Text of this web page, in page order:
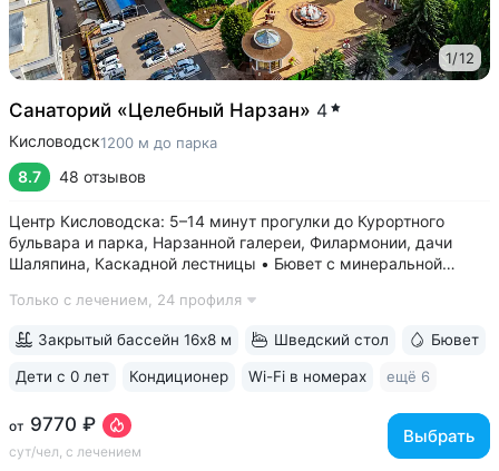
1/12
Санаторий «Целебный Нарзан» 4
Кисловодск1200 м до парка
8.7 48 отзывов
Центр Кисловодска: 5–14 минут прогулки до Курортного
бульвара и парка, Нарзанной галереи, Филармонии, дачи
Шаляпина, Каскадной лестницы • Бювет с минеральной
«Славяновская» (Железноводск), «Ессентуки № 4» •
Только с лечением, 24 профиля
от 9770 ₽
сут/чел, с лечением
Выбрать
Закрытый бассейн 16х8 м Шведский стол Бювет
Дети с 0 лет Кондиционер Wi-Fi в номерах ещё 6